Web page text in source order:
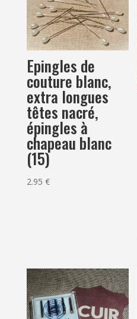
Epingles de
couture blanc,
extra longues
têtes nacré,
épingles à
chapeau blanc
(15)
2.95 €